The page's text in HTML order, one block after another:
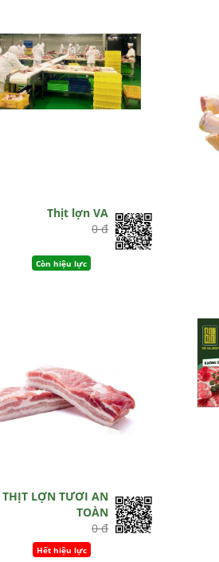
Thịt lợn VA
0 đ
Còn hiệu lực
THỊT LỢN TƯƠI AN
TOÀN
0 đ
Hết hiệu lực